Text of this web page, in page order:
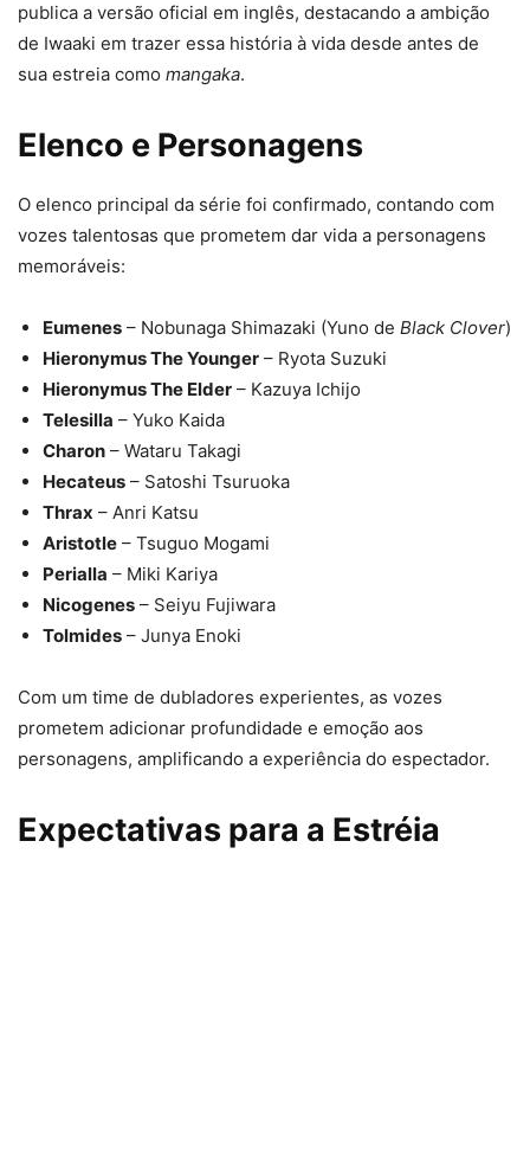
publica a versão oficial em inglês, destacando a ambição
de Iwaaki em trazer essa história à vida desde antes de
sua estreia como mangaka.
Elenco e Personagens
O elenco principal da série foi confirmado, contando com
vozes talentosas que prometem dar vida a personagens
memoráveis:
Eumenes – Nobunaga Shimazaki (Yuno de Black Clover)
Hieronymus The Younger – Ryota Suzuki
Hieronymus The Elder – Kazuya Ichijo
Telesilla – Yuko Kaida
Charon – Wataru Takagi
Hecateus – Satoshi Tsuruoka
Thrax – Anri Katsu
Aristotle – Tsuguo Mogami
Perialla – Miki Kariya
Nicogenes – Seiyu Fujiwara
Tolmides – Junya Enoki
Com um time de dubladores experientes, as vozes
prometem adicionar profundidade e emoção aos
personagens, amplificando a experiência do espectador.
Expectativas para a Estréia